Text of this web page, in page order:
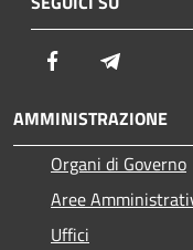
Facebook
AMMINISTRAZIONE
Organi di Governo
Aree
Uffici